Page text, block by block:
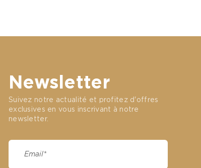
Newsletter
Suivez notre actualité et profitez d'offres
exclusives en vous inscrivant à notre
newsletter.